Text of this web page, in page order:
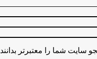
سایت شما را معتبرتر بدانند